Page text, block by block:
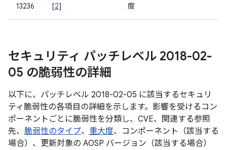
13236
[2]
度
セキュリティ パッチレベル 2018-02-
05 の脆弱性の詳細
以下に、パッチレベル 2018-02-05 に該当するセキュリ
ティ脆弱性の各項目の詳細を示します。影響を受けるコン
ポーネントごとに脆弱性を分類し、CVE、関連する参照
先、 脆弱性のタイプ、 重大度、コンポーネント（該当する
場合）、更新対象の AOSP バージョン（該当する場合）